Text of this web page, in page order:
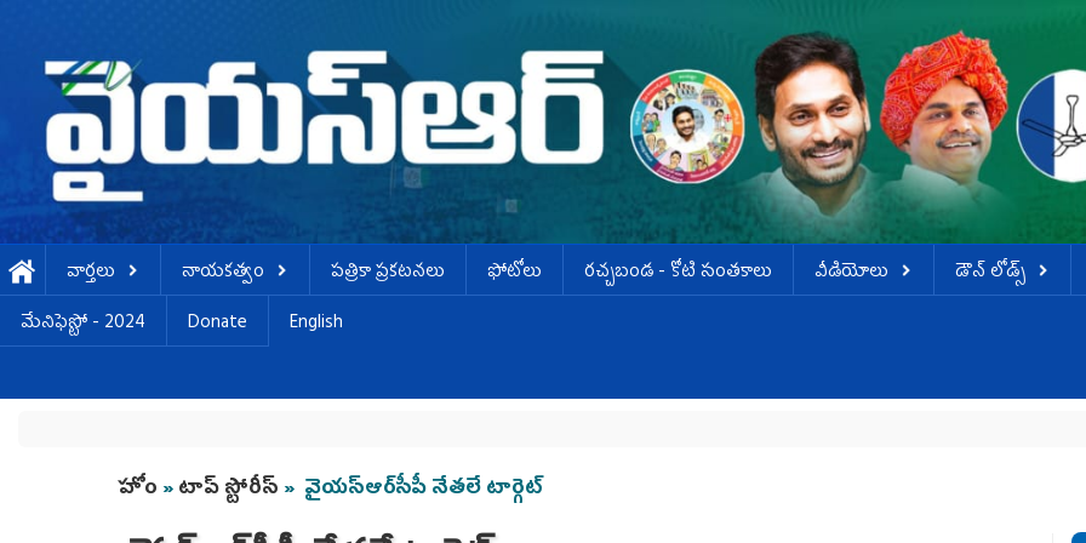
వార్తలు నాయకత్వం పత్రికా ప్రకటనలు ఫోటోలు ర‌చ్చ‌బండ‌ - కోటి సంత‌కాలు వీడియోలు
డౌన్ లోడ్స్
మేనిఫెస్టో - 2024
Donate English
You are here
హోం »టాప్ స్టోరీస్ » వైయ‌స్ఆర్‌సీపీ నేతలే టార్గెట్‌